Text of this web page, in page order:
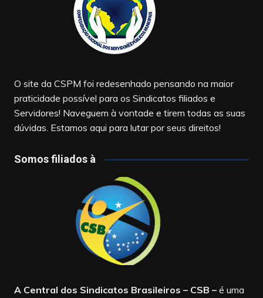
O site da CSPM foi redesenhado pensando na maior
praticidade possível para os Sindicatos filiados e
Servidores! Naveguem à vontade e tirem todas as suas
dúvidas. Estamos aqui para lutar por seus direitos!
Somos filiados à
A Central dos Sindicatos Brasileiros – CSB –é uma